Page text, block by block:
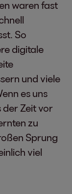
waren fast
So
digitale
und viele
es uns
der Zeit vor
zu
Sprung
viel